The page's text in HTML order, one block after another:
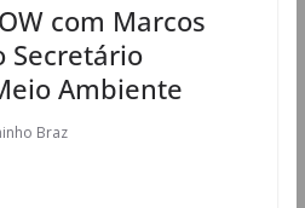
com Marcos
Secretário
Ambiente
Braz